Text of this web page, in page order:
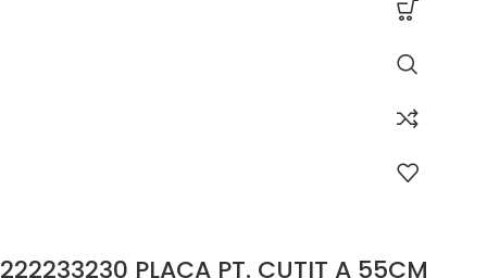
222233230 PLACA PT. CUTIT A 55CM